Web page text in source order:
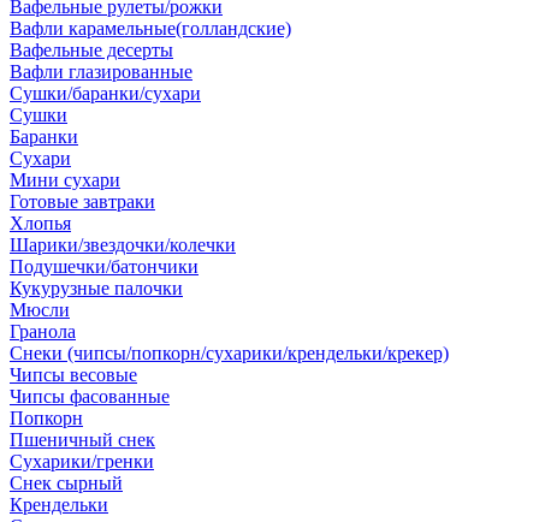
Вафельные рулеты/рожки
Вафли карамельные(голландские)
Вафельные десерты
Вафли глазированные
Сушки/баранки/сухари
Сушки
Баранки
Сухари
Мини сухари
Готовые завтраки
Хлопья
Шарики/звездочки/колечки
Подушечки/батончики
Кукурузные палочки
Мюсли
Гранола
Снеки (чипсы/попкорн/сухарики/крендельки/крекер)
Чипсы весовые
Чипсы фасованные
Попкорн
Пшеничный снек
Сухарики/гренки
Снек сырный
Крендельки